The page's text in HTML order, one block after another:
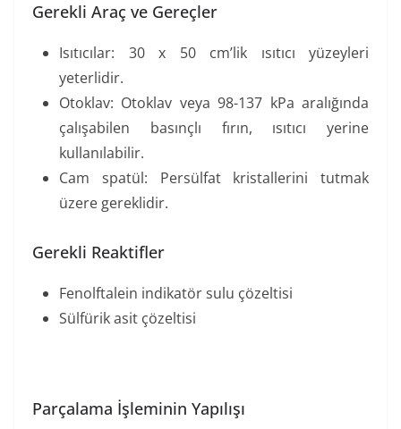
Gerekli Araç ve Gereçler
Isıtıcılar: 30 x 50 cm’lik ısıtıcı yüzeyleri
yeterlidir.
Otoklav: Otoklav veya 98-137 kPa aralığında
çalışabilen basınçlı fırın, ısıtıcı yerine
kullanılabilir.
Cam spatül: Persülfat kristallerini tutmak
üzere gereklidir.
Gerekli Reaktifler
Fenolftalein indikatör sulu çözeltisi
Sülfürik asit çözeltisi
Parçalama İşleminin Yapılışı